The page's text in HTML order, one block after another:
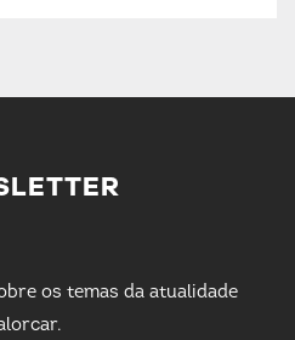
os temas da atualidade